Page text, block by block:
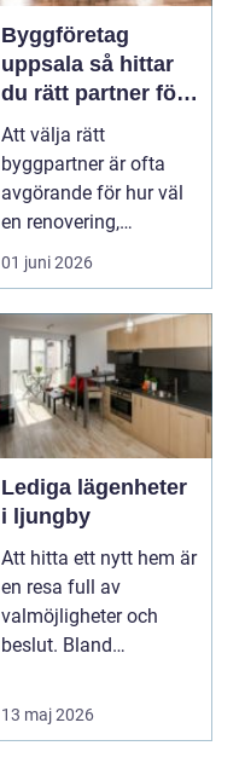
Byggföretag
uppsala så hittar
du rätt partner för
renovering och
ombyggnad
Att välja rätt
byggpartner är ofta
avgörande för hur väl
en renovering,
ombyggnad eller
01 juni 2026
Lediga lägenheter
i ljungby
Att hitta ett nytt hem är
en resa full av
valmöjligheter och
beslut. Bland
och sjö...
13 maj 2026